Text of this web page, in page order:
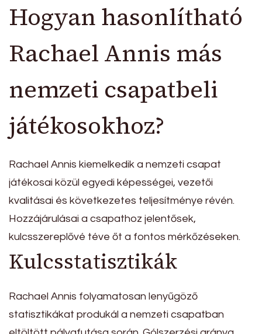
Hogyan hasonlítható
Rachael Annis más
nemzeti csapatbeli
játékosokhoz?
Rachael Annis kiemelkedik a nemzeti csapat
játékosai közül egyedi képességei, vezetői
kvalitásai és következetes teljesítménye révén.
Hozzájárulásai a csapathoz jelentősek,
kulcsszereplővé téve őt a fontos mérkőzéseken.
Kulcsstatisztikák
Rachael Annis folyamatosan lenyűgöző
statisztikákat produkál a nemzeti csapatban